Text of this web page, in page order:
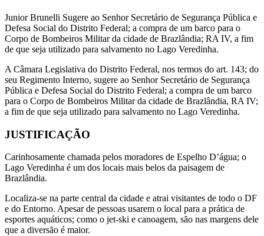
Junior Brunelli Sugere ao Senhor Secretário de Segurança Pública e
Defesa Social do Distrito Federal; a compra de um barco para o
Corpo de Bombeiros Militar da cidade de Brazlândia; RA IV, a fim
de que seja utilizado para salvamento no Lago Veredinha.
A Câmara Legislativa do Distrito Federal, nos termos do art. 143; do
seu Regimento Interno, sugere ao Senhor Secretário de Segurança
Pública e Defesa Social do Distrito Federal; a compra de um barco
para o Corpo de Bombeiros Militar da cidade de Brazlândia, RA IV;
a fim de que seja utilizado para salvamento no Lago Veredinha.
JUSTIFICAÇÃO
Carinhosamente chamada pelos moradores de Espelho D’água; o
Lago Veredinha é um dos locais mais belos da paisagem de
Brazlândia.
Localiza-se na parte central da cidade e atrai visitantes de todo o DF
e do Entorno. Apesar de pessoas usarem o local para a prática de
esportes aquáticos; como o jet-ski e canoagem, são nas margens dele
que a diversão é maior.